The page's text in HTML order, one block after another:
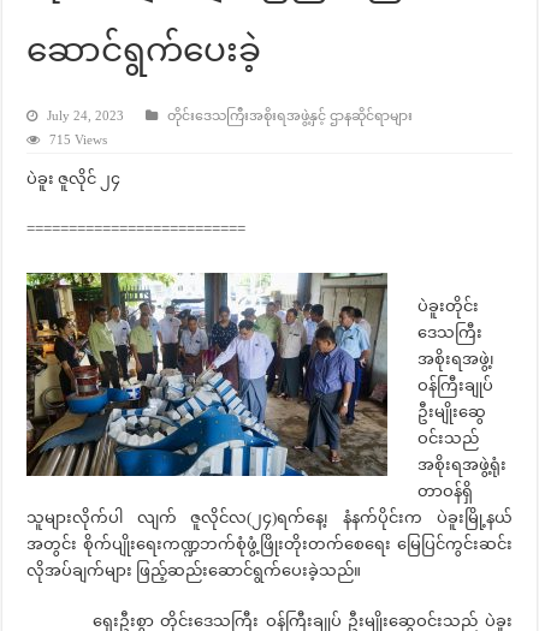
ဆောင်ရွက်ပေးခဲ့
July 24, 2023
တိုင်းဒေသကြီးအစိုးရအဖွဲ့နှင့် ဌာနဆိုင်ရာများ
715 Views
ပဲခူး ဇူလိုင် ၂၄
==========================
ပဲခူးတိုင်း
ဒေသကြီး
အစိုးရအဖွဲ့၊
ဝန်ကြီးချုပ်
ဦးမျိုးဆွေ
ဝင်းသည်
အစိုးရအဖွဲ့ရုံး
တာဝန်ရှိ
သူများလိုက်ပါ လျက် ဇူလိုင်လ(၂၄)ရက်နေ့၊ နံနက်ပိုင်းက ပဲခူးမြို့နယ်
အတွင်း စိုက်ပျိုးရေးကဏ္ဍဘက်စုံဖွံ့ဖြိုးတိုးတက်စေရေး မြေပြင်ကွင်းဆင်း
လိုအပ်ချက်များ ဖြည့်ဆည်းဆောင်ရွက်ပေးခဲ့သည်။
ရှေးဦးစွာ တိုင်းဒေသကြီး ဝန်ကြီးချုပ် ဦးမျိုးဆွေဝင်းသည် ပဲခူး